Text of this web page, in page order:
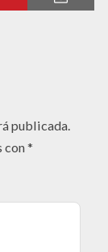
publicada.
con*